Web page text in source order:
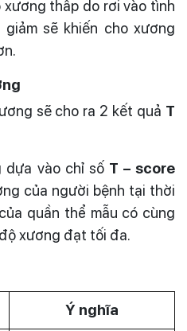
thấp do rơi vào tình
sẽ khiến cho xương
sẽ cho ra 2 kết quả T
dựa vào chỉ số T – score
của người bệnh tại thời
quần thể mẫu có cùng
xương đạt tối đa.
Ý nghĩa